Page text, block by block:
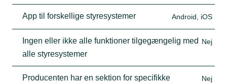
App til forskellige styresystemer Android, iOS
Ingen eller ikke alle funktioner tilgegængelig med
alle styresystemer
Nej
Producenten har en sektion for specifikke
Nej